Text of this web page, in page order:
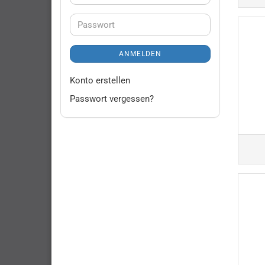
Mail-
Passwort
ANMELDEN
Konto erstellen
Passwort vergessen?